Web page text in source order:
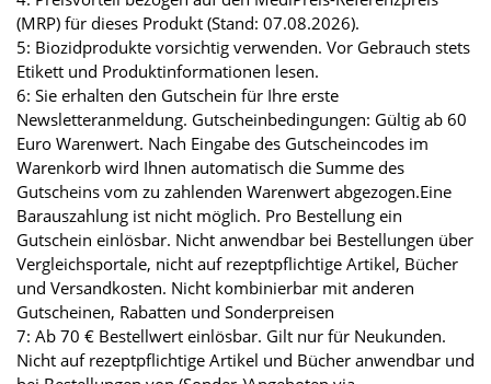
(MRP) für dieses Produkt (Stand: 07.08.2026).
5: Biozidprodukte vorsichtig verwenden. Vor Gebrauch stets
Etikett und Produktinformationen lesen.
6: Sie erhalten den Gutschein für Ihre erste
Newsletteranmeldung. Gutscheinbedingungen: Gültig ab 60
Euro Warenwert. Nach Eingabe des Gutscheincodes im
Warenkorb wird Ihnen automatisch die Summe des
Gutscheins vom zu zahlenden Warenwert abgezogen.Eine
Barauszahlung ist nicht möglich. Pro Bestellung ein
Gutschein einlösbar. Nicht anwendbar bei Bestellungen über
Vergleichsportale, nicht auf rezeptpflichtige Artikel, Bücher
und Versandkosten. Nicht kombinierbar mit anderen
Gutscheinen, Rabatten und Sonderpreisen
7: Ab 70 € Bestellwert einlösbar. Gilt nur für Neukunden.
Nicht auf rezeptpflichtige Artikel und Bücher anwendbar und